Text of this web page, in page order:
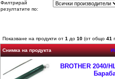
Филтрирай
резултатите по:
Показване на продукти от 1 до 10(от общо 41
Снимка на продукта
BROTHER 2040/